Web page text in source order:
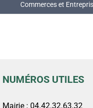
Commerces et
NUMÉROS UTILES
Mairie : 04.42.32.63.32